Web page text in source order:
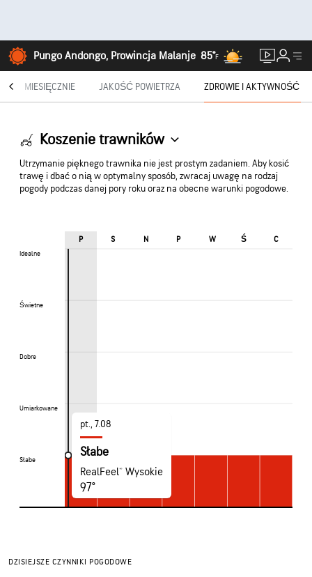
Pungo Andongo, Prowincja Malanje 85°F
MIESIĘCZNIE JAKOŚĆ POWIETRZA ZDROWIE I AKTYWNOŚĆ
Koszenie trawników
Utrzymanie pięknego trawnika nie jest prostym zadaniem. Aby kosić
trawę i dbać o nią w optymalny sposób, zwracaj uwagę na rodzaj
pogody podczas danej pory roku oraz na obecne warunki pogodowe.
Idealne
Świetne
Dobre
Umiarkowane
Słabe
P S N P W Ś C
Idealne
Świetne
Dobre
Umiarkowane
Słabe
pt., 7.08
Słabe
RealFeel® Wysokie
97°
DZISIEJSZE CZYNNIKI POGODOWE